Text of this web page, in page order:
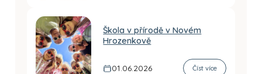
Škola v přírodě v Novém
Hrozenkově
01.06.2026 Číst více